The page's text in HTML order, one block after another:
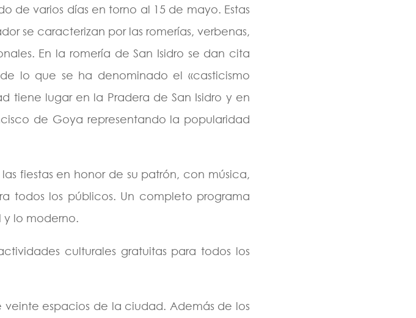
de varios días en torno al 15 de mayo. Estas
se caracterizan por las romerías, verbenas,
En la romería de San Isidro se dan cita
lo que se ha denominado el «casticismo
tiene lugar en la Pradera de San Isidro y en
de Goya representando la popularidad
fiestas en honor de su patrón, con música,
todos los públicos. Un completo programa
lo moderno.
culturales gratuitas para todos los
veinte espacios de la ciudad. Además de los